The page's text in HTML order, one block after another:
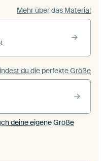
Mehr über das Material
du die perfekte Größe
deine eigene Größe